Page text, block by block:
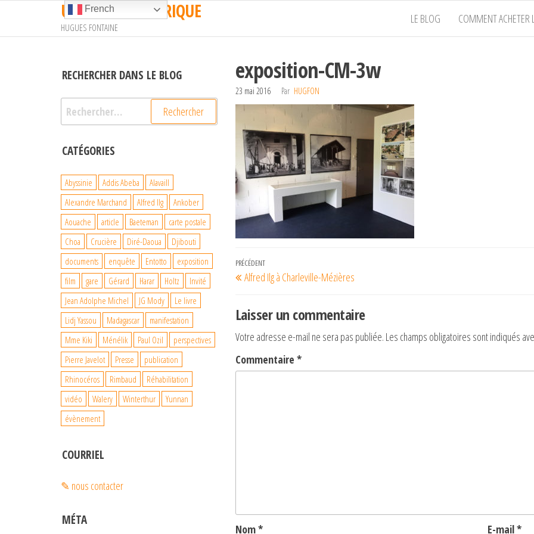
contenu
UN TRAIN EN AFRIQUE
HUGUES FONTAINE
LE BLOG COMMENT ACHETER
exposition-CM-3w
23 mai 2016 Par HUGFON
Navigation
de
l’article
Article
précédent
PRÉCÉDENT
Alfred Ilg à Charleville-Mézières
Laisser un commentaire
Votre adresse e-mail ne sera pas publiée. Les champs obligatoires sont indiqués
Commentaire *
Nom* E-mail*
RECHERCHER DANS LE BLOG
Rechercher :
CATÉGORIES
Abyssinie Addis Abeba
Alavaill
Alexandre Marchand
Alfred Ilg
Ankober
Aouache
article Baeteman
carte postale
Choa
Crucière Diré-Daoua
Djibouti
documents
enquête Entotto
exposition
film
gare Gérard Harar Holtz
Invité
Jean Adolphe Michel
JG Mody
Le livre
Lidj Yassou
Madagascar
manifestation
Mme Kiki
Ménélik Paul Ozil
perspectives
Pierre Javelot
Presse
publication
Rhinocéros
Rimbaud
Réhabilitation
vidéo
Walery Winterthur
Yunnan
évènement
COURRIEL
✎ nous contacter
MÉTA
French